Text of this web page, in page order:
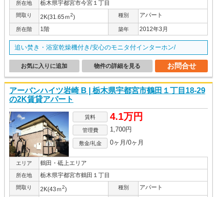
所在地 栃木県宇都宮市今宮１丁目
間取り 2K(31.65ｍ2) 種別 アパート
所在階 1階 築年 2012年3月
追い焚き・浴室乾燥機付き/安心のモニタ付インターホン/
お問合せ
物件の詳細を見る
お気に入りに追加
アーバンハイツ岩崎 B | 栃木県宇都宮市鶴田１丁目18-29
の2K賃貸アパート
賃料 4.1万円
管理費 1,700円
敷金/礼金 0ヶ月/0ヶ月
エリア 鶴田・砥上エリア
所在地 栃木県宇都宮市鶴田１丁目
間取り 2K(43ｍ2) 種別 アパート